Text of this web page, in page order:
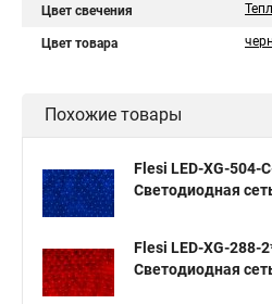
Цвет свечения
Цвет товара
Похожие товары
Flesi LED-XG-504-
Светодиодная
Flesi LED-XG-288-
Светодиодная